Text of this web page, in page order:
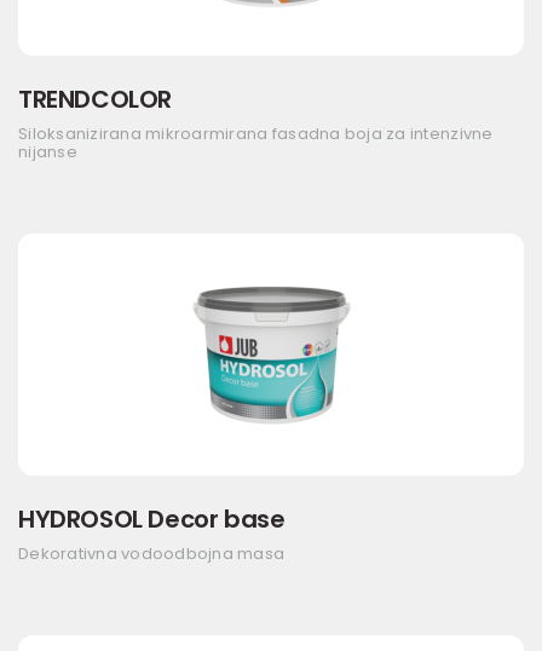
TRENDCOLOR
Siloksanizirana mikroarmirana fasadna boja za intenzivne
nijanse
HYDROSOL Decor base
Dekorativna vodoodbojna masa